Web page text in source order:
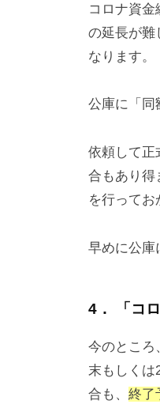
コロナ資金
の延長が難
なります。
公庫に「同
依頼して正
合もあり得
を行ってお
早めに公庫
4． 「コ
今のところ
末もしくは
合も、 終了